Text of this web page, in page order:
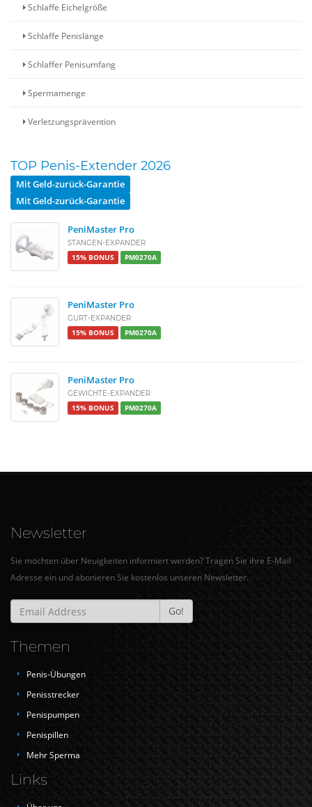
Schlaffe Eichelgröße
Schlaffe Penislänge
Schlaffer Penisumfang
Spermamenge
Verletzungsprävention
TOP Penis-Extender 2026
Mit Geld-zurück-Garantie
Mit Geld-zurück-Garantie
PeniMaster Pro
STANGEN-EXPANDER
15% BONUS PM0270A
PeniMaster Pro
GURT-EXPANDER
15% BONUS PM0270A
PeniMaster Pro
GEWICHTE-EXPANDER
15% BONUS PM0270A
Newsletter
Go!
Themen
Penis-Übungen
Penisstrecker
Penispumpen
Penispillen
Mehr Sperma
Links